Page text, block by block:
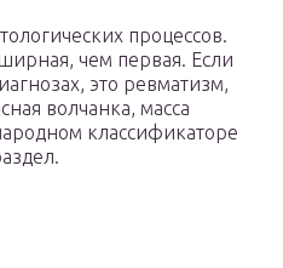
процессов.
чем первая. Если
это ревматизм,
волчанка, масса
классификаторе